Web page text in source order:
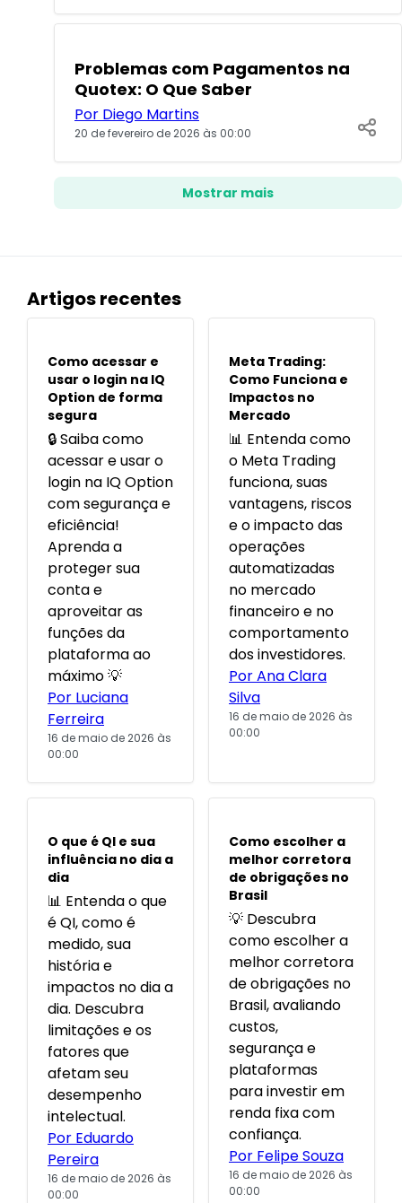
POPULARES
Problemas com Pagamentos na
Quotex: O Que Saber
Por Diego Martins
20 de fevereiro de 2026 às 00:00
Mostrar mais
Artigos recentes
POPULARES
Como acessar e
usar o login na IQ
Option de forma
segura
🔒 Saiba como
acessar e usar o
login na IQ Option
com segurança e
eficiência!
Aprenda a
proteger sua
conta e
aproveitar as
funções da
plataforma ao
máximo 💡
Por Luciana
Ferreira
16 de maio de 2026 às
00:00
POPULARES
Meta Trading:
Como Funciona e
Impactos no
Mercado
📊 Entenda como
o Meta Trading
funciona, suas
vantagens, riscos
e o impacto das
operações
automatizadas
no mercado
financeiro e no
comportamento
dos investidores.
Por Ana Clara
Silva
16 de maio de 2026 às
00:00
POPULARES
O que é QI e sua
influência no dia a
dia
📊 Entenda o que
é QI, como é
medido, sua
história e
impactos no dia a
dia. Descubra
limitações e os
fatores que
afetam seu
desempenho
intelectual.
Por Eduardo
Pereira
16 de maio de 2026 às
00:00
POPULARES
Como escolher a
melhor corretora
de obrigações no
Brasil
💡 Descubra
como escolher a
melhor corretora
de obrigações no
Brasil, avaliando
custos,
segurança e
plataformas
para investir em
renda fixa com
confiança.
Por Felipe Souza
16 de maio de 2026 às
00:00